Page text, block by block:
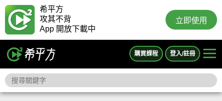
希平方
攻其不背
App 開放下載中
立即使用
購買課程 登入/註冊